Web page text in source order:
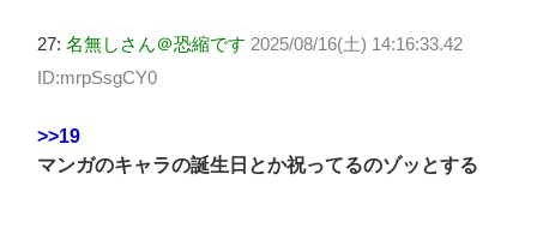
27: 名無しさん＠恐縮です 2025/08/16(土) 14:16:33.42
ID:mrpSsgCY0
>>19
マンガのキャラの誕生日とか祝ってるのゾッとする